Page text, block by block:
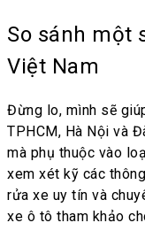
So sánh một
Việt Nam
Đừng lo, mình sẽ
TPHCM, Hà Nội và
mà phụ thuộc vào
xem xét kỹ các
rửa xe uy tín và
xe ô tô tham khảo